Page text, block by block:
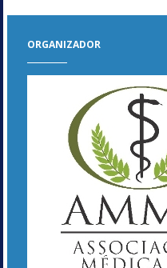
ORGANIZADOR